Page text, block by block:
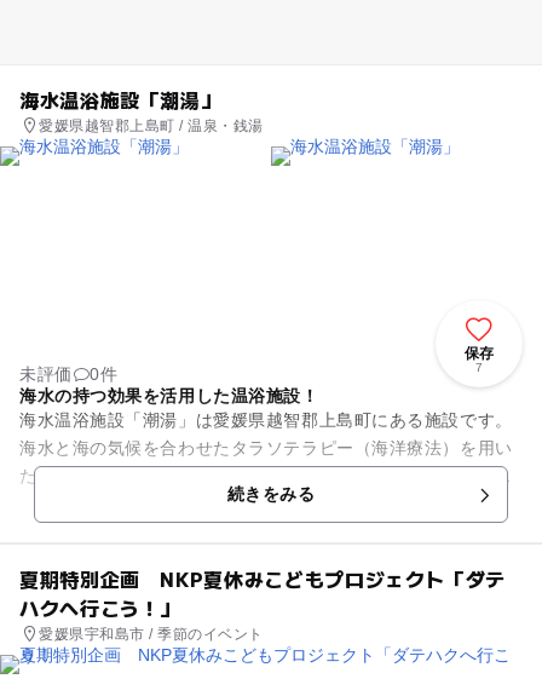
海水温浴施設「潮湯」
愛媛県越智郡上島町 / 温泉・銭湯
保存
7
未評価
0件
海水の持つ効果を活用した温浴施設！
海水温浴施設「潮湯」は愛媛県越智郡上島町にある施設です。
海水と海の気候を合わせたタラソテラピー（海洋療法）を用い
た自然療法を行う施設です。人が元々持っている自然治癒力を
引き出して、体と心の機能を...続きをみる
夏期特別企画 NKP夏休みこどもプロジェクト「ダテ
ハクへ行こう！」
愛媛県宇和島市 / 季節のイベント